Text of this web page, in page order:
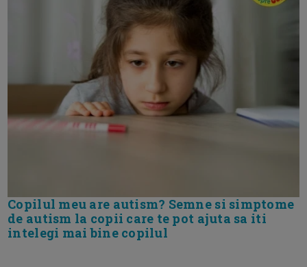
Copilul meu are autism? Semne si simptome
de autism la copii care te pot ajuta sa iti
intelegi mai bine copilul